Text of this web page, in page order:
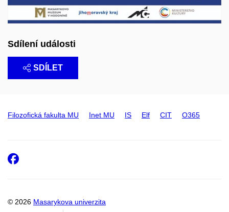
Sdílení události
SDÍLET
Filozofická fakulta MU Inet MU IS Elf CIT O365
© 2026 Masarykova univerzita
Facebook